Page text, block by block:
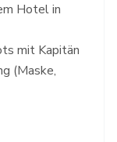
Hotel in
mit Kapitän
(Maske,